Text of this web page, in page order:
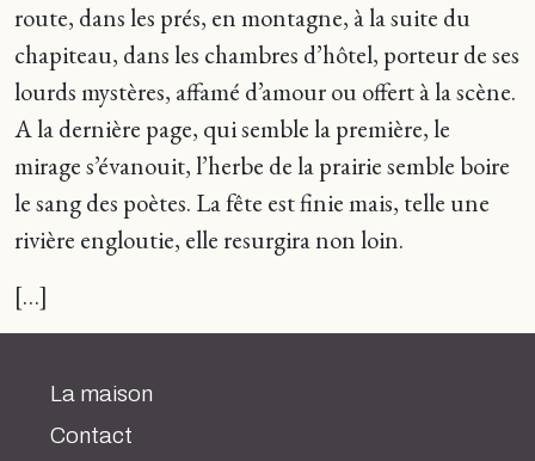
route, dans les prés, en montagne, à la suite du
chapiteau, dans les chambres d’hôtel, porteur de ses
lourds mystères, affamé d’amour ou offert à la scène.
A la dernière page, qui semble la première, le
mirage s’évanouit, l’herbe de la prairie semble boire
le sang des poètes. La fête est finie mais, telle une
rivière engloutie, elle resurgira non loin.
[…]
La maison
Contact